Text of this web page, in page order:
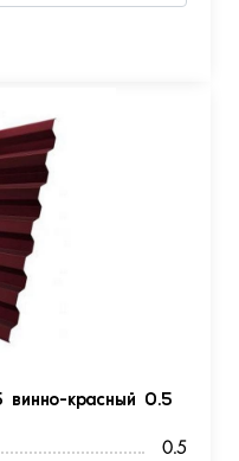
винно-красный 0.5
0.5